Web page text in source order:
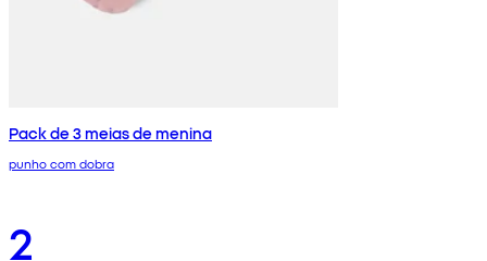
Pack de 3 meias de menina
punho com dobra
2